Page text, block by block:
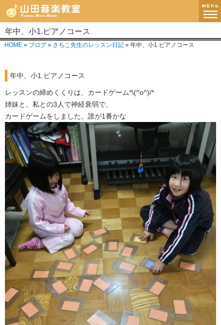
MENU
講師紹介・指導方針
レッスンコース
教室案内
ブログ
お問い合わせ
年中、小1.ピアノコース
HOME» ブログ» さちこ先生のレッスン日記» 年中、小1.ピアノコース
年中、小1.ピアノコース
レッスンの締めくくりは、カードゲーム*\(^o^)/*
姉妹と、私との3人で神経衰弱で、
カードゲームをしました。誰が1番かな